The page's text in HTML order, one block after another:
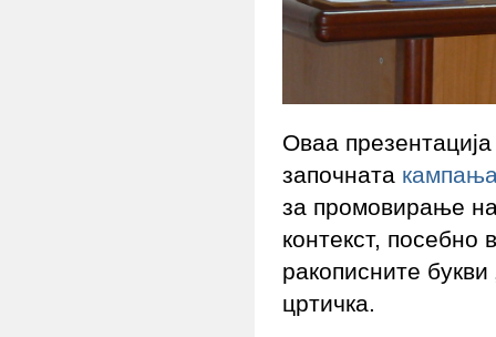
Оваа
започната
за промовирање
контекст, посебно
ракописните букви
цртичка.